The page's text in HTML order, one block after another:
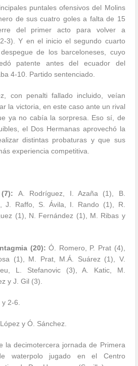
puntales ofensivos del Molins
de sus cuatro goles a falta de 15
del primer acto para volver a
3). Y en el inicio el segundo cuarto
de los barceloneses, cuyo
patente antes del ecuador del
4-10. Partido sentenciado.
con penalti fallado incluido, veían
la victoria, en este caso ante un rival
ya no cabía la sorpresa. Eso sí, de
el Dos Hermanas aprovechó la
distintas probaturas y que sus
experiencia competitiva.
A. Rodríguez, I. Azaña (1), B.
J. Raffo, S. Ávila, I. Rando (1), R.
(1), N. Fernández (1), M. Ribas y
(20): Ó. Romero, P. Prat (4),
(1), M. Prat, M.Á. Suárez (1), V.
L. Stefanovic (3), A. Katic, M.
y J. Gil (3).
2-6.
y Ó. Sánchez.
la decimotercera jornada de Primera
waterpolo jugado en el Centro